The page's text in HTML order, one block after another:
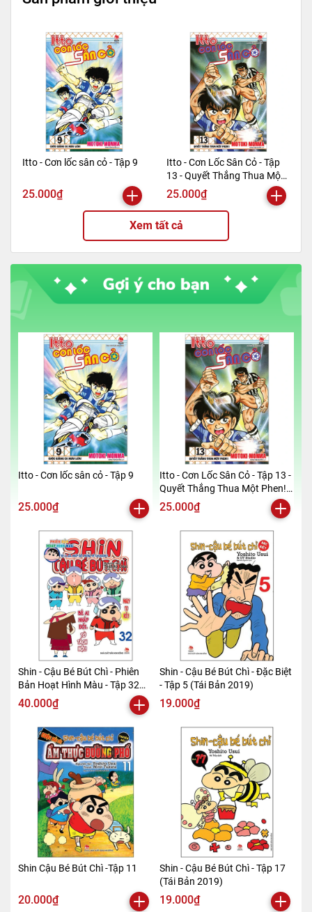
Itto - Cơn lốc sân cỏ - Tập 9
25.000₫
Itto - Cơn Lốc Sân Cỏ - Tập
13 - Quyết Thắng Thua Một
Phen!! (Tái Bản 2024)
25.000₫
Xem tất cả
Itto - Cơn lốc sân cỏ - Tập 9
25.000₫
Itto - Cơn Lốc Sân Cỏ - Tập 13 -
Quyết Thắng Thua Một Phen!!
(Tái Bản 2024)
25.000₫
Shin - Cậu Bé Bút Chì - Phiên
Bản Hoạt Hình Màu - Tập 32
(Tái Bản 2019)
40.000₫
Shin - Cậu Bé Bút Chì - Đặc Biệt
- Tập 5 (Tái Bản 2019)
19.000₫
Shin Cậu Bé Bút Chì -Tập 11
20.000₫
Shin - Cậu Bé Bút Chì - Tập 17
(Tái Bản 2019)
19.000₫